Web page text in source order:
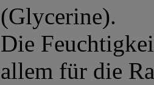
(Glycerine).
Die
allem für die